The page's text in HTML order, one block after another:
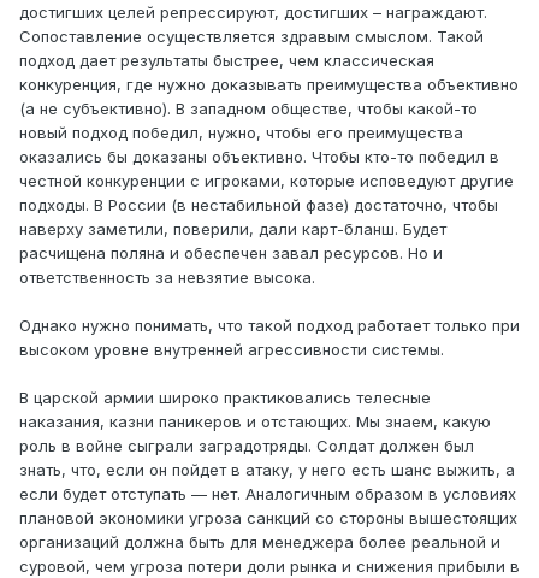
достигших целей репрессируют, достигших – награждают.
Сопоставление осуществляется здравым смыслом. Такой
подход дает результаты быстрее, чем классическая
конкуренция, где нужно доказывать преимущества объективно
(а не субъективно). В западном обществе, чтобы какой-то
новый подход победил, нужно, чтобы его преимущества
оказались бы доказаны объективно. Чтобы кто-то победил в
честной конкуренции с игроками, которые исповедуют другие
подходы. В России (в нестабильной фазе) достаточно, чтобы
наверху заметили, поверили, дали карт-бланш. Будет
расчищена поляна и обеспечен завал ресурсов. Но и
ответственность за невзятие высока.
Однако нужно понимать, что такой подход работает только при
высоком уровне внутренней агрессивности системы.
В царской армии широко практиковались телесные
наказания, казни паникеров и отстающих. Мы знаем, какую
роль в войне сыграли заградотряды. Солдат должен был
знать, что, если он пойдет в атаку, у него есть шанс выжить, а
если будет отступать — нет. Аналогичным образом в условиях
плановой экономики угроза санкций со стороны вышестоящих
организаций должна быть для менеджера более реальной и
суровой, чем угроза потери доли рынка и снижения прибыли в